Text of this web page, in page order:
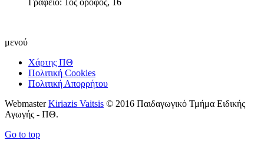
μενού
Χάρτης ΠΘ
Πολιτική Cookies
Πολιτική Απορρήτου
WebmasterKiriazis Vaitsis © 2016 Παιδαγωγικό Τμήμα Ειδικής
Αγωγής - ΠΘ.
Go to top